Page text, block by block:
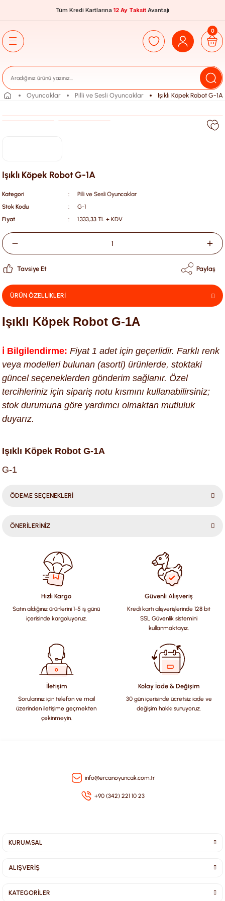
Tüm Kredi Kartlarına 12 Ay Taksit Avantajı
0
Oyuncaklar Pilli ve Sesli Oyuncaklar Işıklı Köpek Robot G-1A
Işıklı Köpek Robot G-1A
Kategori
Pilli ve Sesli Oyuncaklar
Stok Kodu
G-1
Fiyat
1.333,33 TL + KDV
Tavsiye Et Paylaş
ÜRÜN ÖZELLİKLERİ
Işıklı Köpek Robot G-1A
ℹ️ Bilgilendirme: Fiyat 1 adet için geçerlidir. Farklı renk
veya modelleri bulunan (asorti) ürünlerde, stoktaki
güncel seçeneklerden gönderim sağlanır. Özel
tercihleriniz için sipariş notu kısmını kullanabilirsiniz;
stok durumuna göre yardımcı olmaktan mutluluk
duyarız.
Işıklı Köpek Robot G-1A
G-1
ÖDEME SEÇENEKLERİ
ÖNERİLERİNİZ
konularda yetersiz gördüğünüz noktaları öneri formunu
kullanarak tarafımıza iletebilirsiniz.
Görüş ve önerileriniz için teşekkür ederiz.
Ürün resmi kalitesiz, bozuk veya görüntülenemiyor.
Ürün açıklamasında eksik bilgiler bulunuyor.
Ürün bilgilerinde hatalar bulunuyor.
Ürün fiyatı diğer sitelerden daha pahalı.
Bu ürüne benzer farklı alternatifler olmalı.
Hızlı Kargo
Satın aldığınız ürünlerini 1-5 iş günü
içerisinde kargoluyoruz.
Güvenli Alışveriş
Kredi kartı alışverişlerinde 128 bit
SSL Güvenlik sistemini
kullanmaktayız.
İletişim
Sorularınız için telefon ve mail
üzerinden iletişime geçmekten
çekinmeyin.
Kolay İade & Değişim
30 gün içerisinde ücretsiz iade ve
değişim hakkı sunuyoruz.
info@ercanoyuncak.com.tr
+90 (342) 221 10 23
KURUMSAL
ALIŞVERİŞ
KATEGORİLER